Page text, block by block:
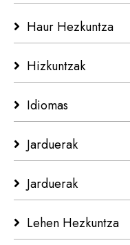
Haur Hezkuntza
Hizkuntzak
Idiomas
Jarduerak
Jarduerak
Lehen Hezkuntza